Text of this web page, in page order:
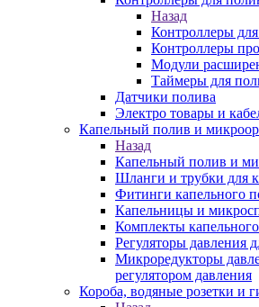
Назад
Контроллеры
Контроллеры
Модули
Таймеры для
Датчики полива
Электро товары и
Капельный полив и
Назад
Капельный полив и
Шланги и трубки для
Фитинги капельного
Капельницы и
Комплекты
Регуляторы давления
Микроредукторы
регулятором давления
Короба, водяные розетки и